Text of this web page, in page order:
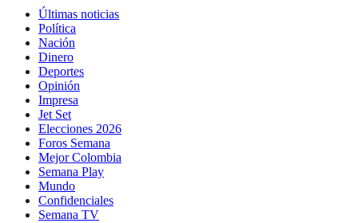
Últimas noticias
Política
Nación
Dinero
Deportes
Opinión
Impresa
Jet Set
Elecciones 2026
Foros Semana
Mejor Colombia
Semana Play
Mundo
Confidenciales
Semana TV